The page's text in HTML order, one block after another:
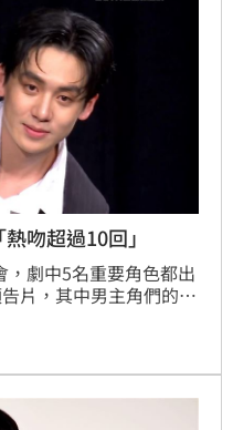
吻超過10回」
劇中5名重要角色都出
片，其中男主角們的情
，戲劇的拍攝時間是夏
情故事。